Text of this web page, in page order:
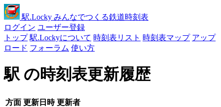
駅.Locky みんなでつくる鉄道時刻表
ログイン ユーザー登録
トップ 駅.Lockyについて 時刻表リスト 時刻表マップ アップ
ロード フォーラム 使い方
駅 の時刻表更新履歴
方面 更新日時 更新者